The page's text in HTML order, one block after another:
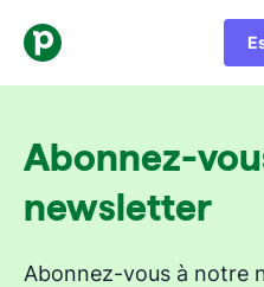
Abonnez-
newsletter
Abonnez-vous à notre